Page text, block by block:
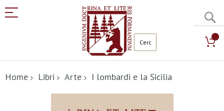
al
contenuto
Home Libri Arte I lombardi e la Sicilia